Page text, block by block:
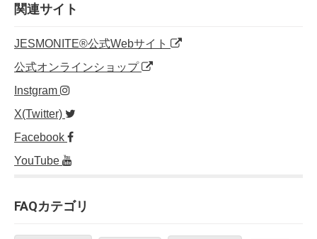
o
o
k
関連サイト
JESMONITE®公式Webサイト
公式オンラインショップ
Instgram
X(Twitter)
Facebook
YouTube
FAQカテゴリ